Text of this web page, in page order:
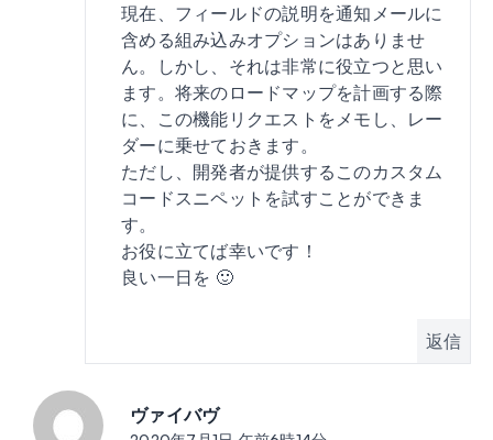
現在、フィールドの説明を通知メールに
含める組み込みオプションはありませ
ん。しかし、それは非常に役立つと思い
ます。将来のロードマップを計画する際
に、この機能リクエストをメモし、レー
ダーに乗せておきます。
ただし、開発者が提供するこのカスタム
コードスニペットを試すことができま
す。
お役に立てば幸いです！
良い一日を 🙂
返信
ヴァイバヴ投稿: